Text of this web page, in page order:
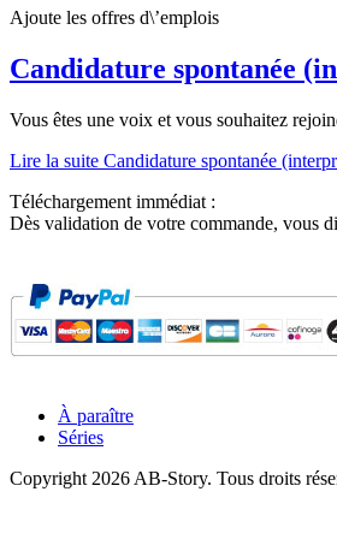
Ajoute les offres d\’emplois
Candidature spontanée
Vous êtes une voix et vous souhaitez
Lire la suite Candidature spontanée
Téléchargement immédiat :
Dès validation de votre commande, vous
À paraître
Séries
Copyright 2026 AB-Story. Tous droits